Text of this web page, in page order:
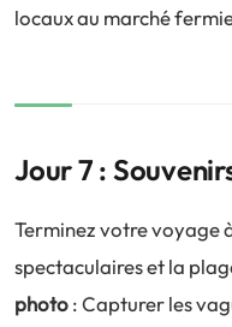
locaux au marché
Jour 7 :
Terminez votre voyage
spectaculaires et la
photo: Capturer les